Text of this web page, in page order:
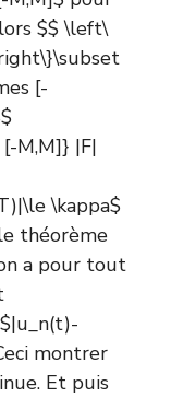
$$ \left\
[-
M,M]} |F|
\kappa$
théorème
a pour tout
montrer
Et puis